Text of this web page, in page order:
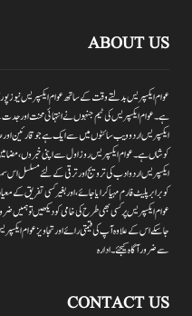
ABOUT US
ہے۔ عوام ایکسپریس کی ٹیم جنہوں نے انتہائی محنت اور
ایکسپریس اردو ویب سائٹوں میں سے ایک ہے جو قارئین
کوشاں ہے۔عوام ایکسپریس روز اول سے اپنی خبروں ،مضامین
ایکسپریس اردو ادب کی ترویج اور ترقی کے لئے مسلسل اس
کو برابر پلیٹ فارم مہیا کرایا جائے،اور بغیر کسی تفریق کے
عوام ایکسپریس پر کسی بھی طرح کی خامی کو دیکھیں تو
جاسکے اس کے علاوہ آپ کی قیمتی رائے اور تجاویز عوام
سے ضرور آگاہ کیجئے۔ ادارہ
CONTACT US